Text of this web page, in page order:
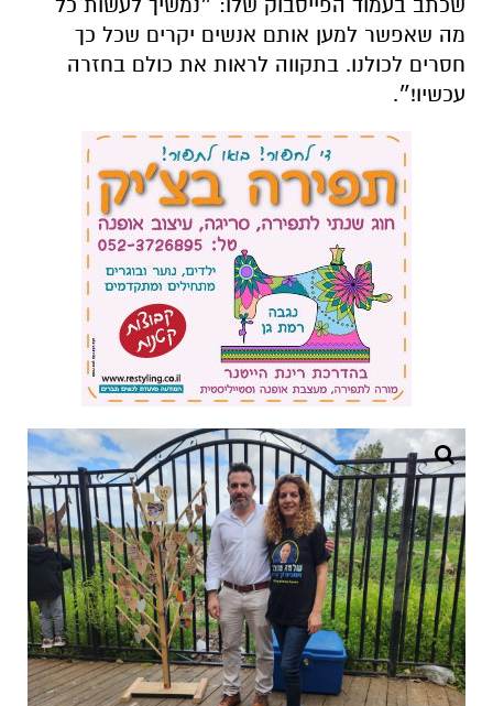
מה שאפשר למען אותם אנשים יקרים שכל כך
חסרים לכולנו. בתקווה לראות את כולם בחזרה
עכשיו!״.